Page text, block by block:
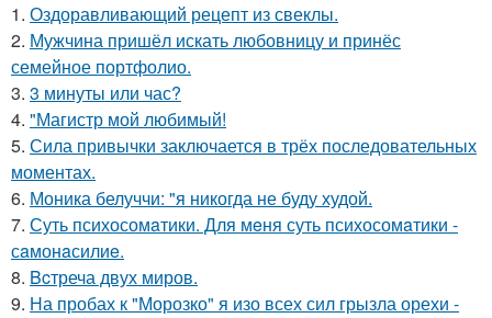
1. Оздоравливающий рецепт из свеклы.
2. Мужчина пришёл искать любовницу и принёс
семейное портфолио.
3. 3 минуты или час?
4. "Магистр мой любимый!
5. Сила привычки заключается в трёх последовательных
моментах.
6. Моника белуччи: "я никогда не буду худой.
7. Суть психосомaтики. Для мeня суть психосомaтики -
сaмонaсилиe.
8. Bcтреча двух миров.
9. На пробах к "Морозко" я изо всех сил грызла орехи -